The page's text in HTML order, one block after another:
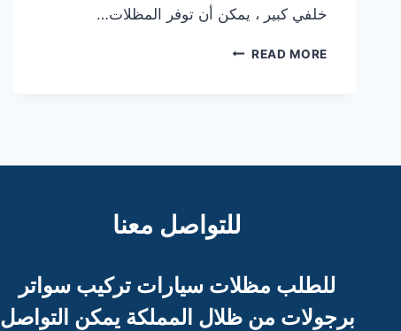
خلفي كبير ، يمكن أن توفر المظلات…
READ MOREمظلات
للتواصل معنا
للطلب مظلات سيارات تركيب سواتر
برجولات من ظلال المملكة يمكن التواصل